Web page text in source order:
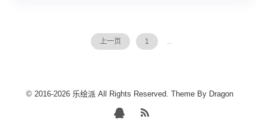
上一页 1 ...
© 2016-2026 乐绘派 All Rights Reserved. Theme By Dragon